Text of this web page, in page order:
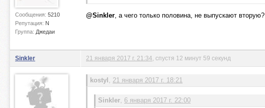
Сообщения: 5210
Репутация: N
Группа: Джедаи
@Sinkler, а чего только половина, не выпускают вторую?
Sinkler 21 января 2017 г. 21:34 , спустя 12 минут 59 секунд
kostyl , 21 января 2017 г. 18:21
Sinkler, 6 января 2017 г. 22:00